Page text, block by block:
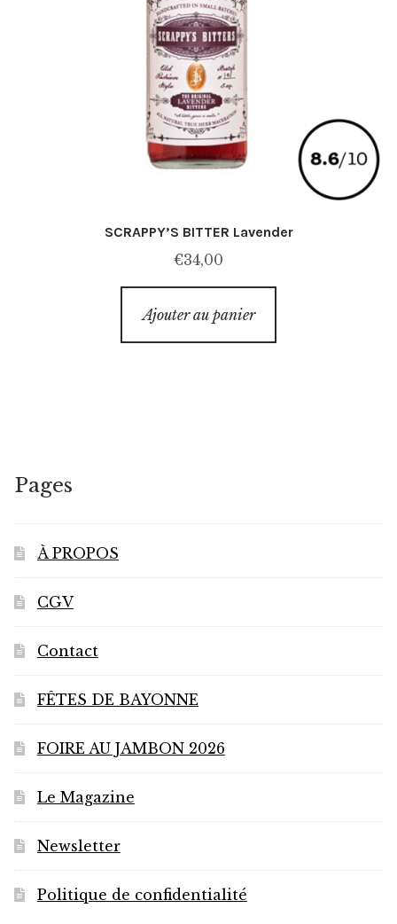
SCRAPPY’S BITTER Lavender
€34,00
Ajouter au panier
Pages
À PROPOS
CGV
Contact
FÊTES DE BAYONNE
FOIRE AU JAMBON 2026
Le Magazine
Newsletter
Politique de confidentialité